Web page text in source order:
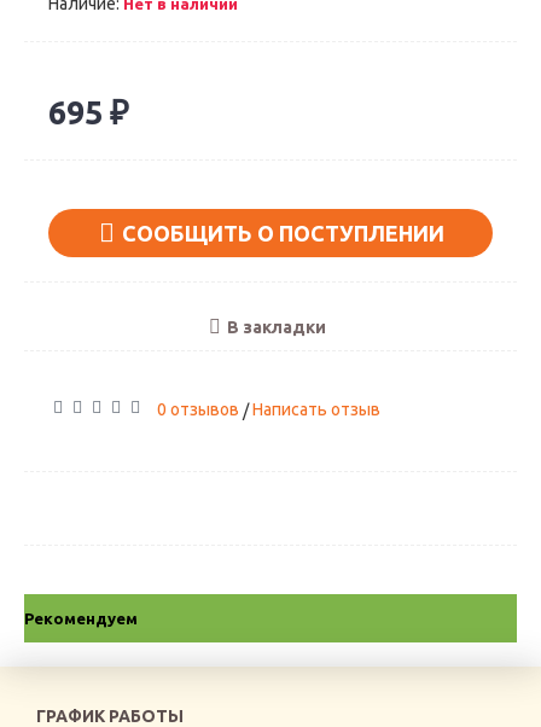
Нет в наличии
695 ₽
СООБЩИТЬ О ПОСТУПЛЕНИИ
В закладки
0 отзывов /Написать отзыв
Рекомендуем
ГРАФИК РАБОТЫ